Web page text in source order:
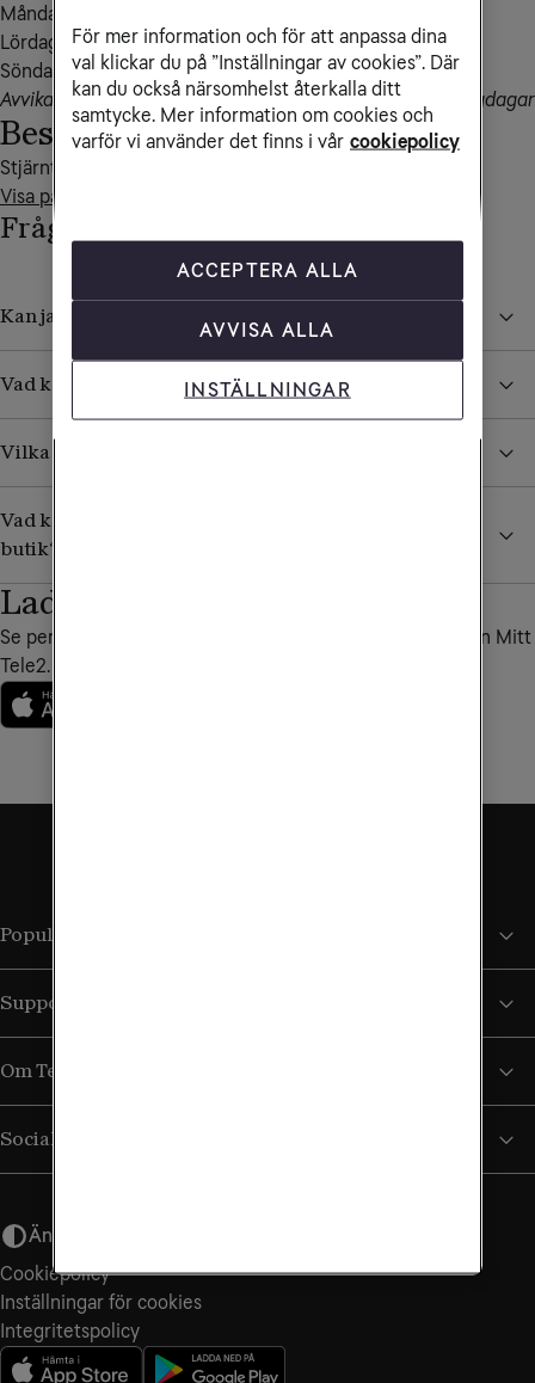
Måndag – fredag 10-21
Lördag 10-21
Söndag 10-21
Avvikande öppettider kan förekomma i samband med helgdagar
Besöksadress
Visa på kartan
Frågor och svar
Kan jag ringa till en specifik Tele2-butik?
Vad kan jag få hjälp med i en Tele2-butik?
Vilka är Tele2s återförsäljare?
Vad kan jag som företagare få hjälp med i en Tele2-
butik?
Ladda ner vår app
Se personliga erbjudanden, fakturor och annat bra i appen Mitt
Tele2.
Populära sidor
Support
Om Tele2
Sociala medier
Ändra utseende
Cookiepolicy
Inställningar för cookies
Integritets­policy
För mer information och för att anpassa dina
val klickar du på ”Inställningar av cookies”. Där
kan du också närsomhelst återkalla ditt
samtycke. Mer information om cookies och
varför vi använder det finns i vår cookiepolicy
ACCEPTERA ALLA
AVVISA ALLA
INSTÄLLNINGAR